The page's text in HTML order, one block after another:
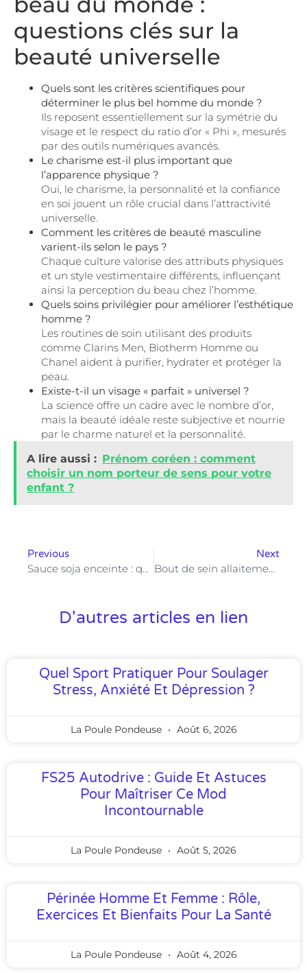
questions clés sur la
beauté universelle
Quels sont les critères scientifiques pour
déterminer le plus bel homme du monde ?
Ils reposent essentiellement sur la symétrie du
visage et le respect du ratio d’or « Phi », mesurés
par des outils numériques avancés.
Le charisme est-il plus important que
l’apparence physique ?
Oui, le charisme, la personnalité et la confiance
en soi jouent un rôle crucial dans l’attractivité
universelle.
Comment les critères de beauté masculine
varient-ils selon le pays ?
Chaque culture valorise des attributs physiques
et un style vestimentaire différents, influençant
ainsi la perception du beau chez l’homme.
Quels soins privilégier pour améliorer l’esthétique
homme ?
Les routines de soin utilisant des produits
comme Clarins Men, Biotherm Homme ou
Chanel aident à purifier, hydrater et protéger la
peau.
Existe-t-il un visage « parfait » universel ?
La science offre un cadre avec le nombre d’or,
mais la beauté idéale reste subjective et nourrie
par le charme naturel et la personnalité.
A lire aussi : Prénom coréen : comment
choisir un nom porteur de sens pour votre
enfant ?
Previous
Sauce soja enceinte : quels risques pour le bébé pendant la grossesse ?
Next
Bout de sein allaitement : prévenir les crevasses pour un allaitement serein
D'autres articles en lien
Quel Sport Pratiquer Pour Soulager
Stress, Anxiété Et Dépression ?
La Poule Pondeuse Août 6, 2026
FS25 Autodrive : Guide Et Astuces
Pour Maîtriser Ce Mod
Incontournable
La Poule Pondeuse Août 5, 2026
Périnée Homme Et Femme : Rôle,
Exercices Et Bienfaits Pour La Santé
La Poule Pondeuse Août 4, 2026